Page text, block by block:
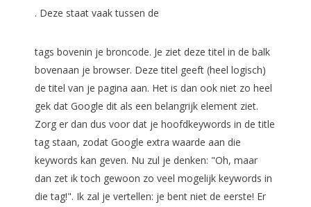
. Deze staat vaak tussen de
tags bovenin je broncode. Je ziet deze titel in de balk
bovenaan je browser. Deze titel geeft (heel logisch)
de titel van je pagina aan. Het is dan ook niet zo heel
gek dat Google dit als een belangrijk element ziet.
Zorg er dan dus voor dat je hoofdkeywords in de title
tag staan, zodat Google extra waarde aan die
keywords kan geven. Nu zul je denken: "Oh, maar
dan zet ik toch gewoon zo veel mogelijk keywords in
die tag!". Ik zal je vertellen: je bent niet de eerste! Er